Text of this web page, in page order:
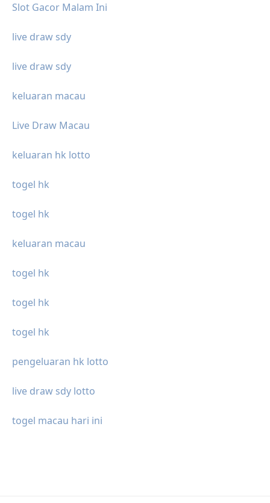
Slot Gacor Malam Ini
live draw sdy
live draw sdy
keluaran macau
Live Draw Macau
keluaran hk lotto
togel hk
togel hk
keluaran macau
togel hk
togel hk
togel hk
pengeluaran hk lotto
live draw sdy lotto
togel macau hari ini